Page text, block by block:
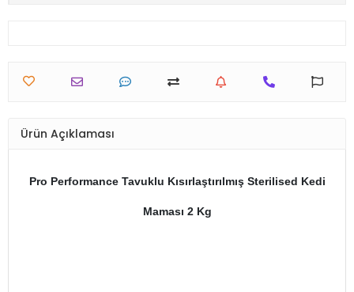
Ürün Açıklaması
Pro Performance Tavuklu Kısırlaştırılmış Sterilised Kedi
Maması 2 Kg